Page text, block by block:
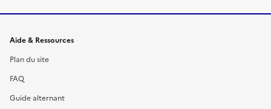
Informations et liens du site
Aide & Ressources
Plan du site
FAQ
Guide alternant